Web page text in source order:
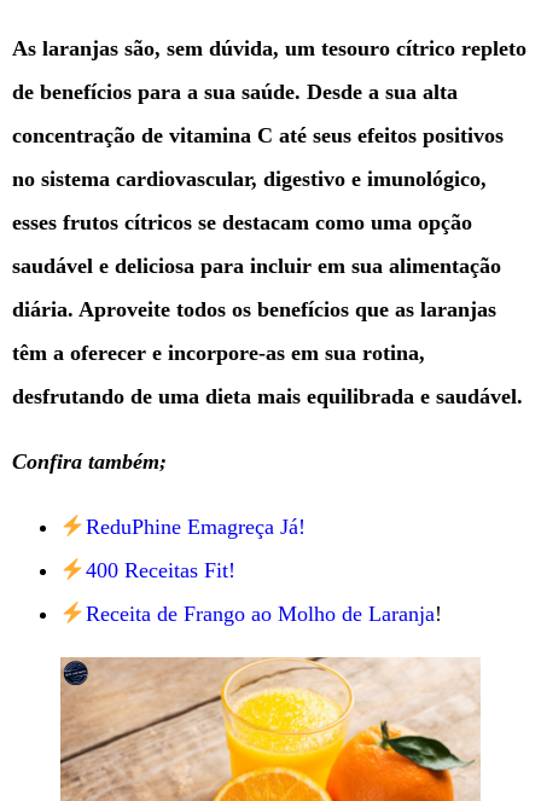
As laranjas são, sem dúvida, um tesouro cítrico repleto
de benefícios para a sua saúde. Desde a sua alta
concentração de vitamina C até seus efeitos positivos
no sistema cardiovascular, digestivo e imunológico,
esses frutos cítricos se destacam como uma opção
saudável e deliciosa para incluir em sua alimentação
diária. Aproveite todos os benefícios que as laranjas
têm a oferecer e incorpore-as em sua rotina,
desfrutando de uma dieta mais equilibrada e saudável.
Confira também;
ReduPhine Emagreça Já!
400 Receitas Fit!
Receita de Frango ao Molho de Laranja!